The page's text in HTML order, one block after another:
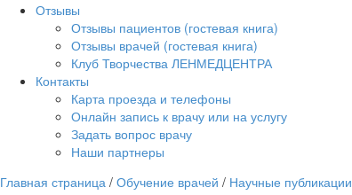
Отзывы
Отзывы пациентов (гостевая книга)
Отзывы врачей (гостевая книга)
Клуб Творчества ЛЕНМЕДЦЕНТРА
Контакты
Карта проезда и телефоны
Онлайн запись к врачу или на услугу
Задать вопрос врачу
Наши партнеры
Главная страница / Обучение врачей / Научные публикации